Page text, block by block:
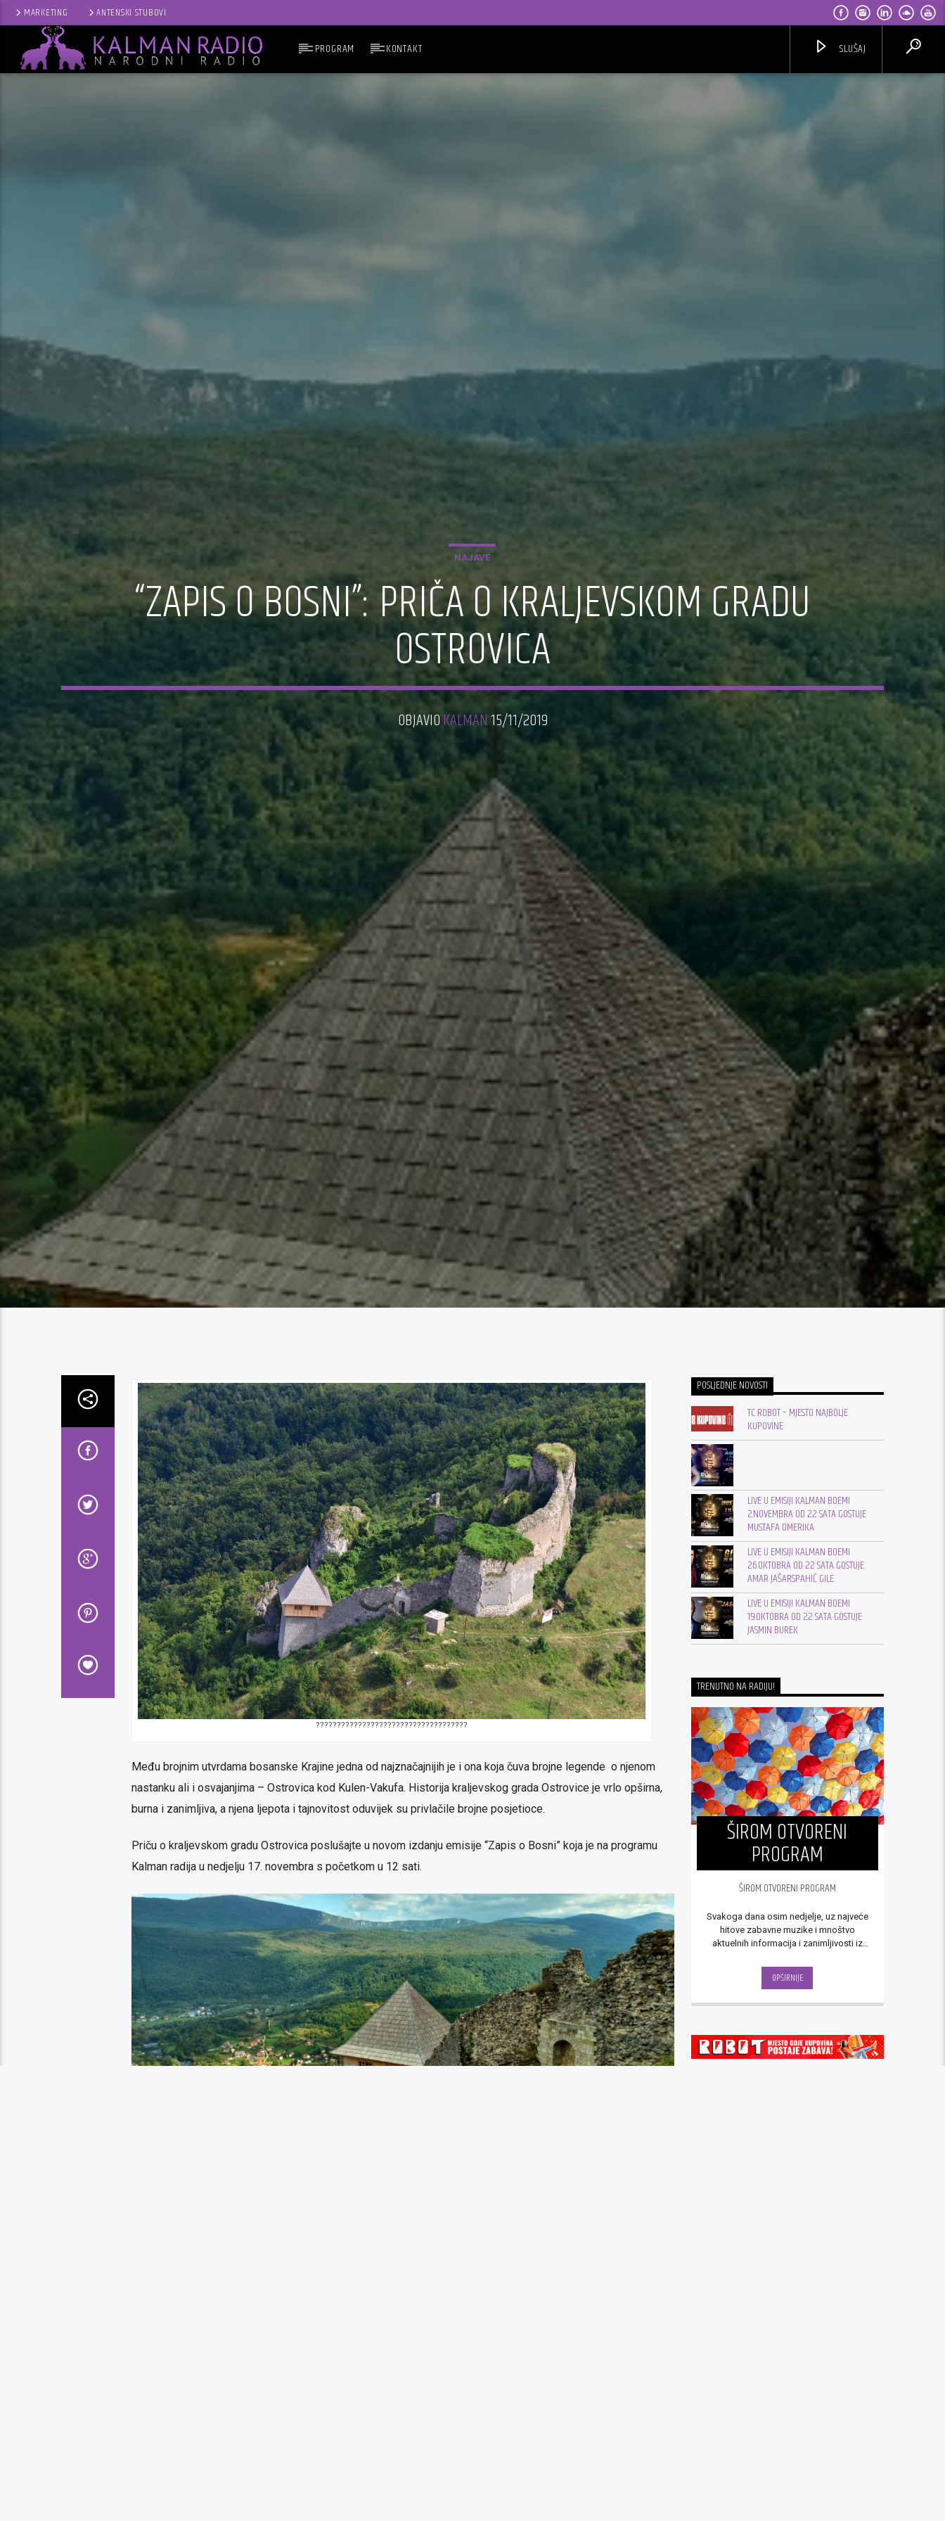
MARKETING ANTENSKI STUBOVI
PROGRAM KONTAKT SLUŠAJ
NAJAVE
“ZAPIS O BOSNI”: PRIČA O KRALJEVSKOM GRADU
OSTROVICA
OBJAVIOKALMAN15/11/2019
????????????????????????????????????
Među brojnim utvrdama bosanske Krajine jedna od najznačajnijih je i ona koja čuva brojne legende o njenom
nastanku ali i osvajanjima – Ostrovica kod Kulen-Vakufa. Historija kraljevskog grada Ostrovice je vrlo opširna,
burna i zanimljiva, a njena ljepota i tajnovitost oduvijek su privlačile brojne posjetioce.
Priču o kraljevskom gradu Ostrovica poslušajte u novom izdanju emisije “Zapis o Bosni” koja je na programu
Kalman radija u nedjelju 17. novembra s početkom u 12 sati.
POSLJEDNJE NOVOSTI
TC ROBOT – MJESTO NAJBOLJE
KUPOVINE
LIVE U EMISIJI KALMAN BOEMI
2.NOVEMBRA OD 22 SATA GOSTUJE
MUSTAFA OMERIKA
LIVE U EMISIJI KALMAN BOEMI
26.OKTOBRA OD 22 SATA GOSTUJE
AMAR JAŠARSPAHIĆ GILE
LIVE U EMISIJI KALMAN BOEMI
19.OKTOBRA OD 22 SATA GOSTUJE
JASMIN BUREK
TRENUTNO NA RADIJU!
ŠIROM OTVORENI
PROGRAM
ŠIROM OTVORENI PROGRAM
Svakoga dana osim nedjelje, uz najveće
hitove zabavne muzike i mnoštvo
aktuelnih informacija i zanimljivosti iz
sati provedite uz "Širom otvoreni
program" Kalman radija.
OPŠIRNIJE